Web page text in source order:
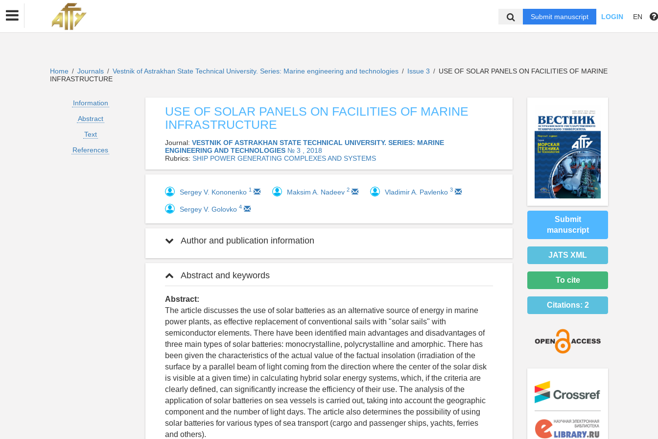
Submit manuscript LOGIN EN
Home / Journals / Vestnik of Astrakhan State Technical University. Series: Marine engineering and technologies / Issue 3 / USE OF SOLAR PANELS ON FACILITIES OF MARINE
INFRASTRUCTURE
Information
Abstract
Text
References
USE OF SOLAR PANELS ON FACILITIES OF MARINE
INFRASTRUCTURE
Journal: VESTNIK OF ASTRAKHAN STATE TECHNICAL UNIVERSITY. SERIES: MARINE
ENGINEERING AND TECHNOLOGIES № 3 , 2018
Rubrics: SHIP POWER GENERATING COMPLEXES AND SYSTEMS
Sergey V. Kononenko 1 Maksim A. Nadeev 2 Vladimir A. Pavlenko 3
Sergey V. Golovko 4
Author and publication information
Abstract and keywords
Abstract:
The article discusses the use of solar batteries as an alternative source of energy in marine
power plants, as effective replacement of conventional sails with "solar sails" with
semiconductor elements. There have been identified main advantages and disadvantages of
three main types of solar batteries: monocrystalline, polycrystalline and amorphic. There has
been given the characteristics of the actual value of the factual insolation (irradiation of the
surface by a parallel beam of light coming from the direction where the center of the solar disk
is visible at a given time) in calculating hybrid solar energy systems, which, if the criteria are
clearly defined, can significantly increase the efficiency of their use. The analysis of the
application of solar batteries on sea vessels is carried out, taking into account the geographic
component and the number of light days. The article also determines the possibility of using
solar batteries for various types of sea transport (cargo and passenger ships, yachts, ferries
and others).
Submit
manuscript
JATS XML
To cite
Citations: 2